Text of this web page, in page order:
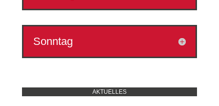
Sonntag
AKTUELLES